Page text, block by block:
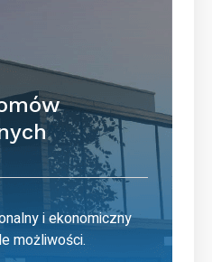
i ekonomiczny
możliwości.